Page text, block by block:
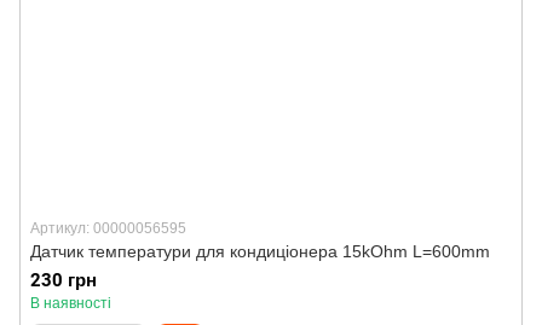
Артикул: 00000056595
Датчик температури для кондиціонера 15kOhm L=600mm
230 грн
В наявності